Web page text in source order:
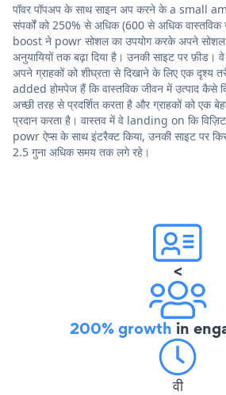
पॉवर पॉपअप के साथ साइन अप करने के a small
संपर्कों को 250% से अधिक (600 से अधिक
boost ने powr सोशल का उपयोग करके अपने सोशल
अनुयायियों तक बढ़ा दिया है। उनकी साइट पर
अपने ग्राहकों को शीघ्रता से दिखाने के लिए एक दृश्य
added होमपेज हैं कि वास्तविक जीवन में उत्पाद कैसे
अच्छी तरह से प्रदर्शित करता है और ग्राहकों को एक
प्रदान करता है। वास्तव में वे landing on कि
powr ऐप्स के साथ इंटरैक्ट किया, उनकी साइट पर
2.5 गुना अधिक समय तक लगे रहे।
<
200% growth in
वी